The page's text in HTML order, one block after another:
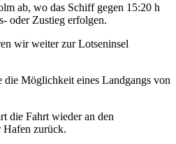
ab, wo das Schiff gegen 15:20 h
oder Zustieg erfolgen.
wir weiter zur Lotseninsel
die Möglichkeit eines Landgangs von
die Fahrt wieder an den
Hafen zurück.